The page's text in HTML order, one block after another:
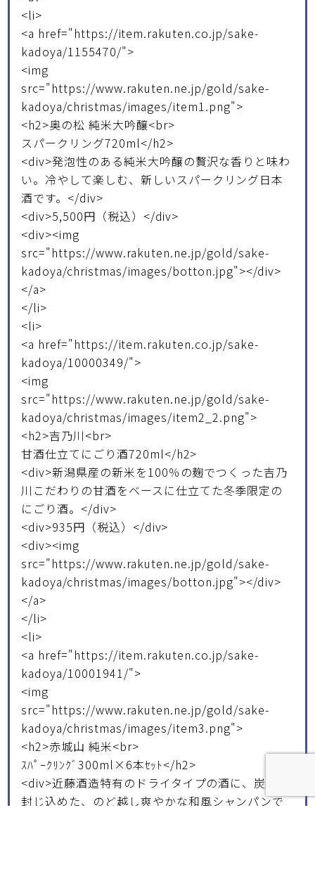
<li>
<a href="https://item.rakuten.co.jp/sake-
kadoya/1155470/">
<img
src="https://www.rakuten.ne.jp/gold/sake-
kadoya/christmas/images/item1.png">
<h2>奥の松 純米大吟醸<br>
スパークリング720ml</h2>
<div>発泡性のある純米大吟醸の贅沢な香りと味わ
い。冷やして楽しむ、新しいスパークリング日本
酒です。</div>
<div>5,500円（税込）</div>
<div><img
src="https://www.rakuten.ne.jp/gold/sake-
kadoya/christmas/images/botton.jpg"></div>
</a>
</li>
<li>
<a href="https://item.rakuten.co.jp/sake-
kadoya/10000349/">
<img
src="https://www.rakuten.ne.jp/gold/sake-
kadoya/christmas/images/item2_2.png">
<h2>吉乃川<br>
甘酒仕立てにごり酒720ml</h2>
<div>新潟県産の新米を100％の麹でつくった吉乃
川こだわりの甘酒をベースに仕立てた冬季限定の
にごり酒。</div>
<div>935円（税込）</div>
<div><img
src="https://www.rakuten.ne.jp/gold/sake-
kadoya/christmas/images/botton.jpg"></div>
</a>
</li>
<li>
<a href="https://item.rakuten.co.jp/sake-
kadoya/10001941/">
<img
src="https://www.rakuten.ne.jp/gold/sake-
kadoya/christmas/images/item3.png">
<h2>赤城山 純米<br>
ｽﾊﾟｰｸﾘﾝｸﾞ300ml×6本ｾｯﾄ</h2>
<div>近藤酒造特有のドライタイプの酒に、炭酸を
封じ込めた、のど越し爽やかな和風シャンパンで